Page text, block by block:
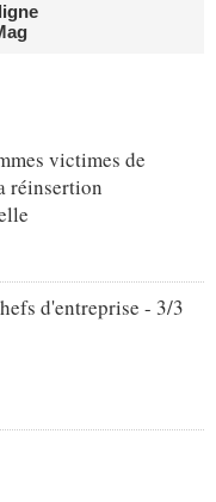
victimes de
réinsertion
d'entreprise - 3/3